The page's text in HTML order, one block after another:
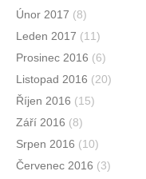
Únor 2017 (8)
Leden 2017 (11)
Prosinec 2016 (6)
Listopad 2016 (20)
Říjen 2016 (15)
Září 2016 (8)
Srpen 2016 (10)
Červenec 2016 (3)